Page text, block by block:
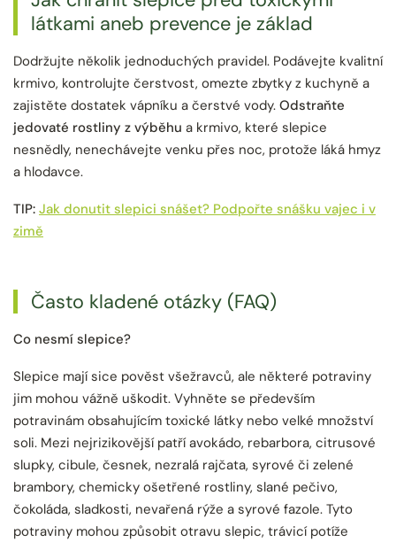
látkami aneb prevence je základ
Dodržujte několik jednoduchých pravidel. Podávejte kvalitní
krmivo, kontrolujte čerstvost, omezte zbytky z kuchyně a
zajistěte dostatek vápníku a čerstvé vody. Odstraňte
jedovaté rostliny z výběhu a krmivo, které slepice
nesnědly, nenechávejte venku přes noc, protože láká hmyz
a hlodavce.
TIP: Jak donutit slepici snášet? Podpořte snášku vajec i v
zimě
Často kladené otázky (FAQ)
Co nesmí slepice?
Slepice mají sice pověst všežravců, ale některé potraviny
jim mohou vážně uškodit. Vyhněte se především
potravinám obsahujícím toxické látky nebo velké množství
soli. Mezi nejrizikovější patří avokádo, rebarbora, citrusové
slupky, cibule, česnek, nezralá rajčata, syrové či zelené
brambory, chemicky ošetřené rostliny, slané pečivo,
čokoláda, sladkosti, nevařená rýže a syrové fazole. Tyto
potraviny mohou způsobit otravu slepic, trávicí potíže